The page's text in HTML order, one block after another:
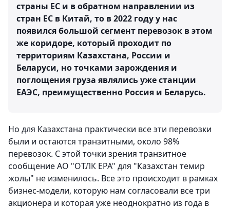
страны ЕС и в обратном направлении из
стран ЕС в Китай, то в 2022 году у нас
появился большой сегмент перевозок в этом
же коридоре, который проходит по
территориям Казахстана, России и
Беларуси, но точками зарождения и
поглощения груза являлись уже станции
ЕАЭС, преимущественно Россия и Беларусь.
Но для Казахстана практически все эти перевозки
были и остаются транзитными, около 98%
перевозок. С этой точки зрения транзитное
сообщение АО "ОТЛК ЕРА" для "Казахстан темир
жолы" не изменилось. Все это происходит в рамках
бизнес-модели, которую нам согласовали все три
акционера и которая уже неоднократно из года в